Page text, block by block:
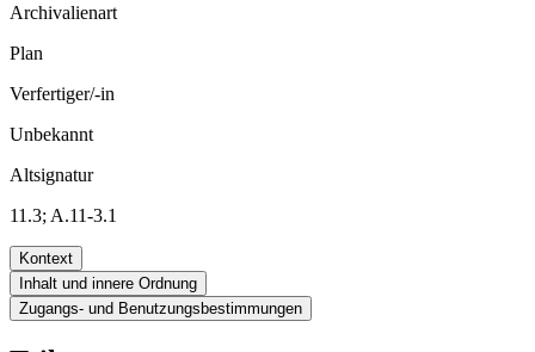
Archivalienart
Plan
Verfertiger/-in
Unbekannt
Altsignatur
11.3; A.11-3.1
Kontext
Inhalt und innere Ordnung
Zugangs- und Benutzungsbestimmungen